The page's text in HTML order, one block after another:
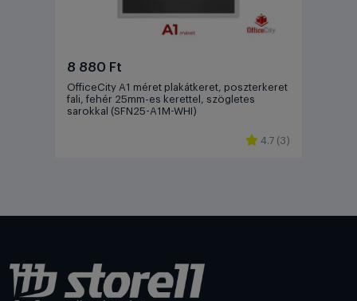
8 880 Ft
OfficeCity A1 méret plakátkeret, poszterkeret
fali, fehér 25mm-es kerettel, szögletes
sarokkal (SFN25-A1M-WHI)
4.7 (3)